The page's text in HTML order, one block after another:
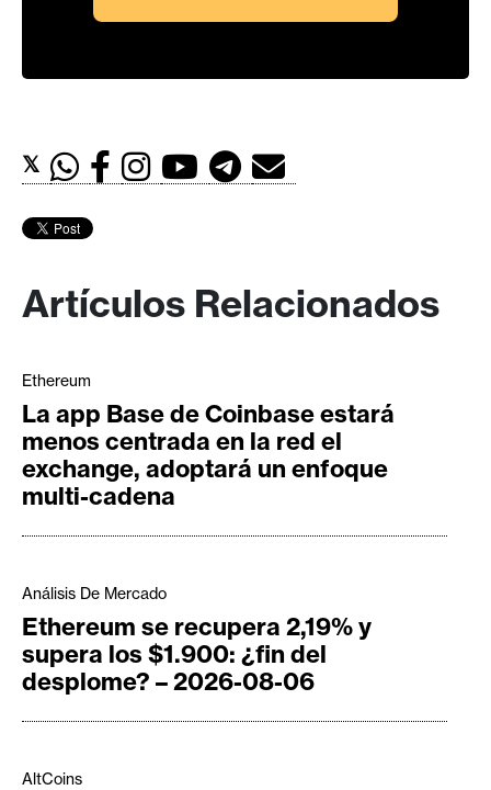
𝕏
Artículos Relacionados
Ethereum
La app Base de Coinbase estará
menos centrada en la red el
exchange, adoptará un enfoque
multi-cadena
Análisis De Mercado
Ethereum se recupera 2,19% y
supera los $1.900: ¿fin del
desplome? – 2026-08-06
AltCoins